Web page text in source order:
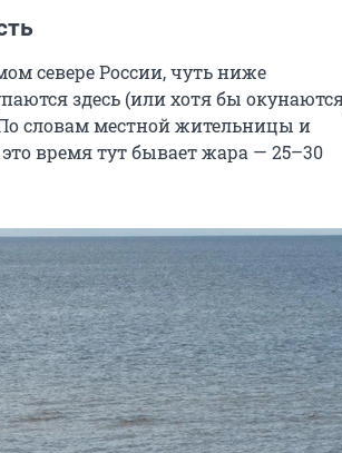
севере России, чуть ниже
здесь (или хотя бы
словам местной жительницы и
время тут бывает жара — 25–30